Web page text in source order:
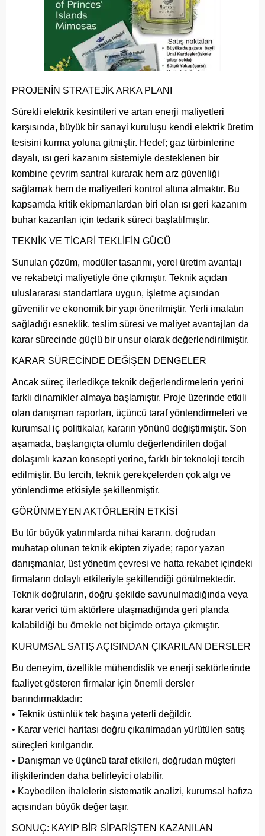
PROJENİN STRATEJİK ARKA PLANI
Sürekli elektrik kesintileri ve artan enerji maliyetleri
karşısında, büyük bir sanayi kuruluşu kendi elektrik üretim
tesisini kurma yoluna gitmiştir. Hedef; gaz türbinlerine
dayalı, ısı geri kazanım sistemiyle desteklenen bir
kombine çevrim santral kurarak hem arz güvenliği
sağlamak hem de maliyetleri kontrol altına almaktır. Bu
kapsamda kritik ekipmanlardan biri olan ısı geri kazanım
buhar kazanları için tedarik süreci başlatılmıştır.
TEKNİK VE TİCARİ TEKLİFİN GÜCÜ
Sunulan çözüm, modüler tasarımı, yerel üretim avantajı
ve rekabetçi maliyetiyle öne çıkmıştır. Teknik açıdan
uluslararası standartlara uygun, işletme açısından
güvenilir ve ekonomik bir yapı önerilmiştir. Yerli imalatın
sağladığı esneklik, teslim süresi ve maliyet avantajları da
karar sürecinde güçlü bir unsur olarak değerlendirilmiştir.
KARAR SÜRECİNDE DEĞİŞEN DENGELER
Ancak süreç ilerledikçe teknik değerlendirmelerin yerini
farklı dinamikler almaya başlamıştır. Proje üzerinde etkili
olan danışman raporları, üçüncü taraf yönlendirmeleri ve
kurumsal iç politikalar, kararın yönünü değiştirmiştir. Son
aşamada, başlangıçta olumlu değerlendirilen doğal
dolaşımlı kazan konsepti yerine, farklı bir teknoloji tercih
edilmiştir. Bu tercih, teknik gerekçelerden çok algı ve
yönlendirme etkisiyle şekillenmiştir.
GÖRÜNMEYEN AKTÖRLERİN ETKİSİ
Bu tür büyük yatırımlarda nihai kararın, doğrudan
muhatap olunan teknik ekipten ziyade; rapor yazan
danışmanlar, üst yönetim çevresi ve hatta rekabet içindeki
firmaların dolaylı etkileriyle şekillendiği görülmektedir.
Teknik doğruların, doğru şekilde savunulmadığında veya
karar verici tüm aktörlere ulaşmadığında geri planda
kalabildiği bu örnekle net biçimde ortaya çıkmıştır.
KURUMSAL SATIŞ AÇISINDAN ÇIKARILAN DERSLER
Bu deneyim, özellikle mühendislik ve enerji sektörlerinde
faaliyet gösteren firmalar için önemli dersler
barındırmaktadır:
• Teknik üstünlük tek başına yeterli değildir.
• Karar verici haritası doğru çıkarılmadan yürütülen satış
süreçleri kırılgandır.
• Danışman ve üçüncü taraf etkileri, doğrudan müşteri
ilişkilerinden daha belirleyici olabilir.
• Kaybedilen ihalelerin sistematik analizi, kurumsal hafıza
açısından büyük değer taşır.
SONUÇ: KAYIP BİR SİPARİŞTEN KAZANILAN